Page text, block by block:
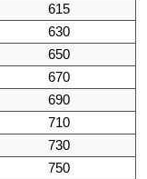
615
630
650
670
690
710
730
750